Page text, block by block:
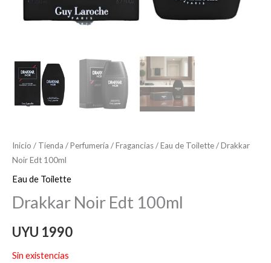
Inicio / Tienda /Perfumería /Fragancias/Eau de Toilette/ Drakkar
Noir Edt 100ml
Eau de Toilette
Drakkar Noir Edt 100ml
UYU 1990
Sin existencias